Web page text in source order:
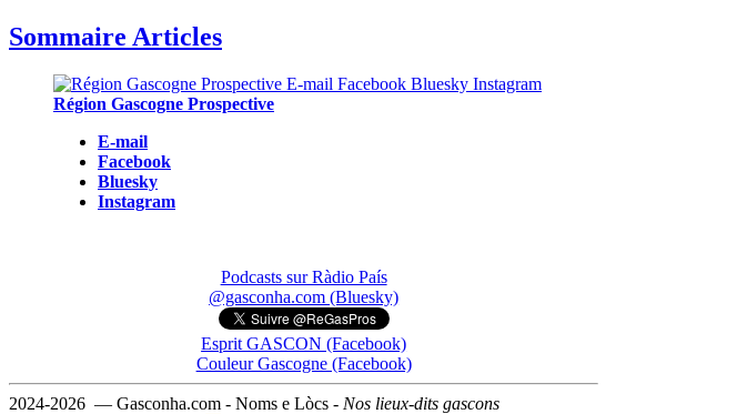
Sommaire Articles
Région Gascogne Prospective
E-mail
Facebook
Bluesky
Instagram
Podcasts sur Ràdio País
@gasconha.com (Bluesky)
Esprit GASCON (Facebook)
Couleur Gascogne (Facebook)
2024-2026 — Gasconha.com - Noms e Lòcs - Nos lieux-dits gascons